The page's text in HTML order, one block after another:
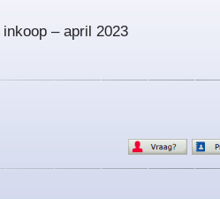
– april 2023